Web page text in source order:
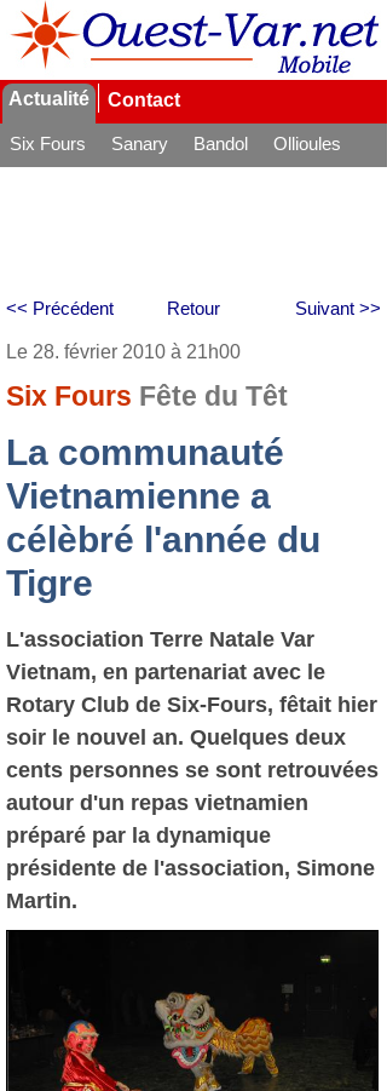
Actualité Contact
Six Fours Sanary Bandol
Ollioules
Retour
<< Précédent Suivant >>
Le 28. février 2010 à 21h00
Six Fours Fête du Têt
La communauté
Vietnamienne a
célèbré l'année du
Tigre
L'association Terre Natale Var
Vietnam, en partenariat avec le
Rotary Club de Six-Fours, fêtait hier
soir le nouvel an. Quelques deux
cents personnes se sont retrouvées
autour d'un repas vietnamien
préparé par la dynamique
présidente de l'association, Simone
Martin.